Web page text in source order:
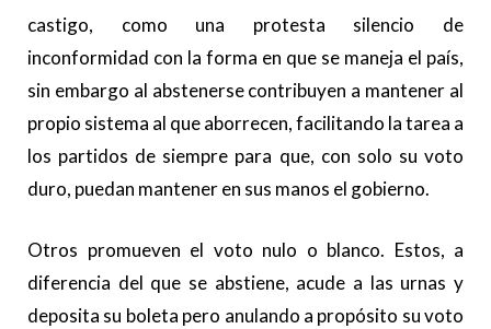
castigo, como una protesta silencio de
inconformidad con la forma en que se maneja el país,
sin embargo al abstenerse contribuyen a mantener al
propio sistema al que aborrecen, facilitando la tarea a
los partidos de siempre para que, con solo su voto
duro, puedan mantener en sus manos el gobierno.
Otros promueven el voto nulo o blanco. Estos, a
diferencia del que se abstiene, acude a las urnas y
deposita su boleta pero anulando a propósito su voto